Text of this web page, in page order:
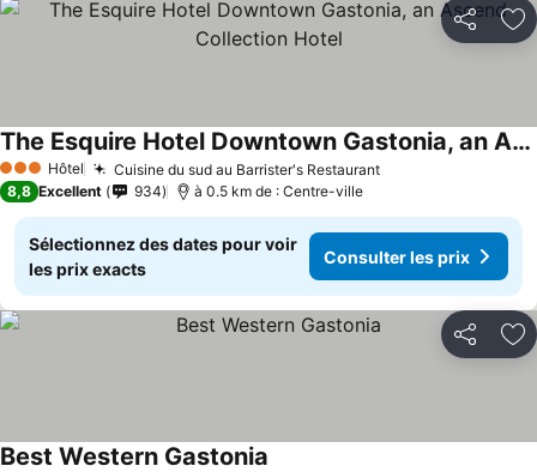
Partager
3 ÉtoilesHôtel Cuisine du sud au Barrister's Restaurant
The Esquire Hotel Downtown Gastonia, an Ascend Collection Hotel
8,8 Excellent 934 à 0.5 km de : Centre-ville
Sélectionnez des dates pour voir
les prix exacts
Consulter les prix
Partager
Best Western Gastonia